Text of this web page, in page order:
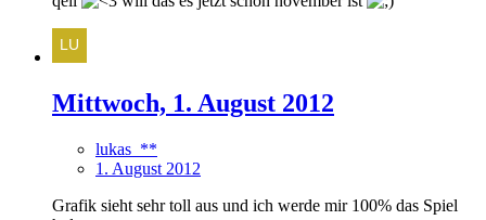
Mittwoch, 1. August 2012
lukas_**
1. August 2012
Grafik sieht sehr toll aus und ich werde mir 100% das Spiel